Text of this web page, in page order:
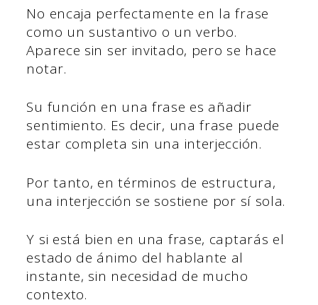
No encaja perfectamente en la frase
como un sustantivo o un verbo.
Aparece sin ser invitado, pero se hace
notar.
Su función en una frase es añadir
sentimiento. Es decir, una frase puede
estar completa sin una interjección.
Por tanto, en términos de estructura,
una interjección se sostiene por sí sola.
Y si está bien en una frase, captarás el
estado de ánimo del hablante al
instante, sin necesidad de mucho
contexto.